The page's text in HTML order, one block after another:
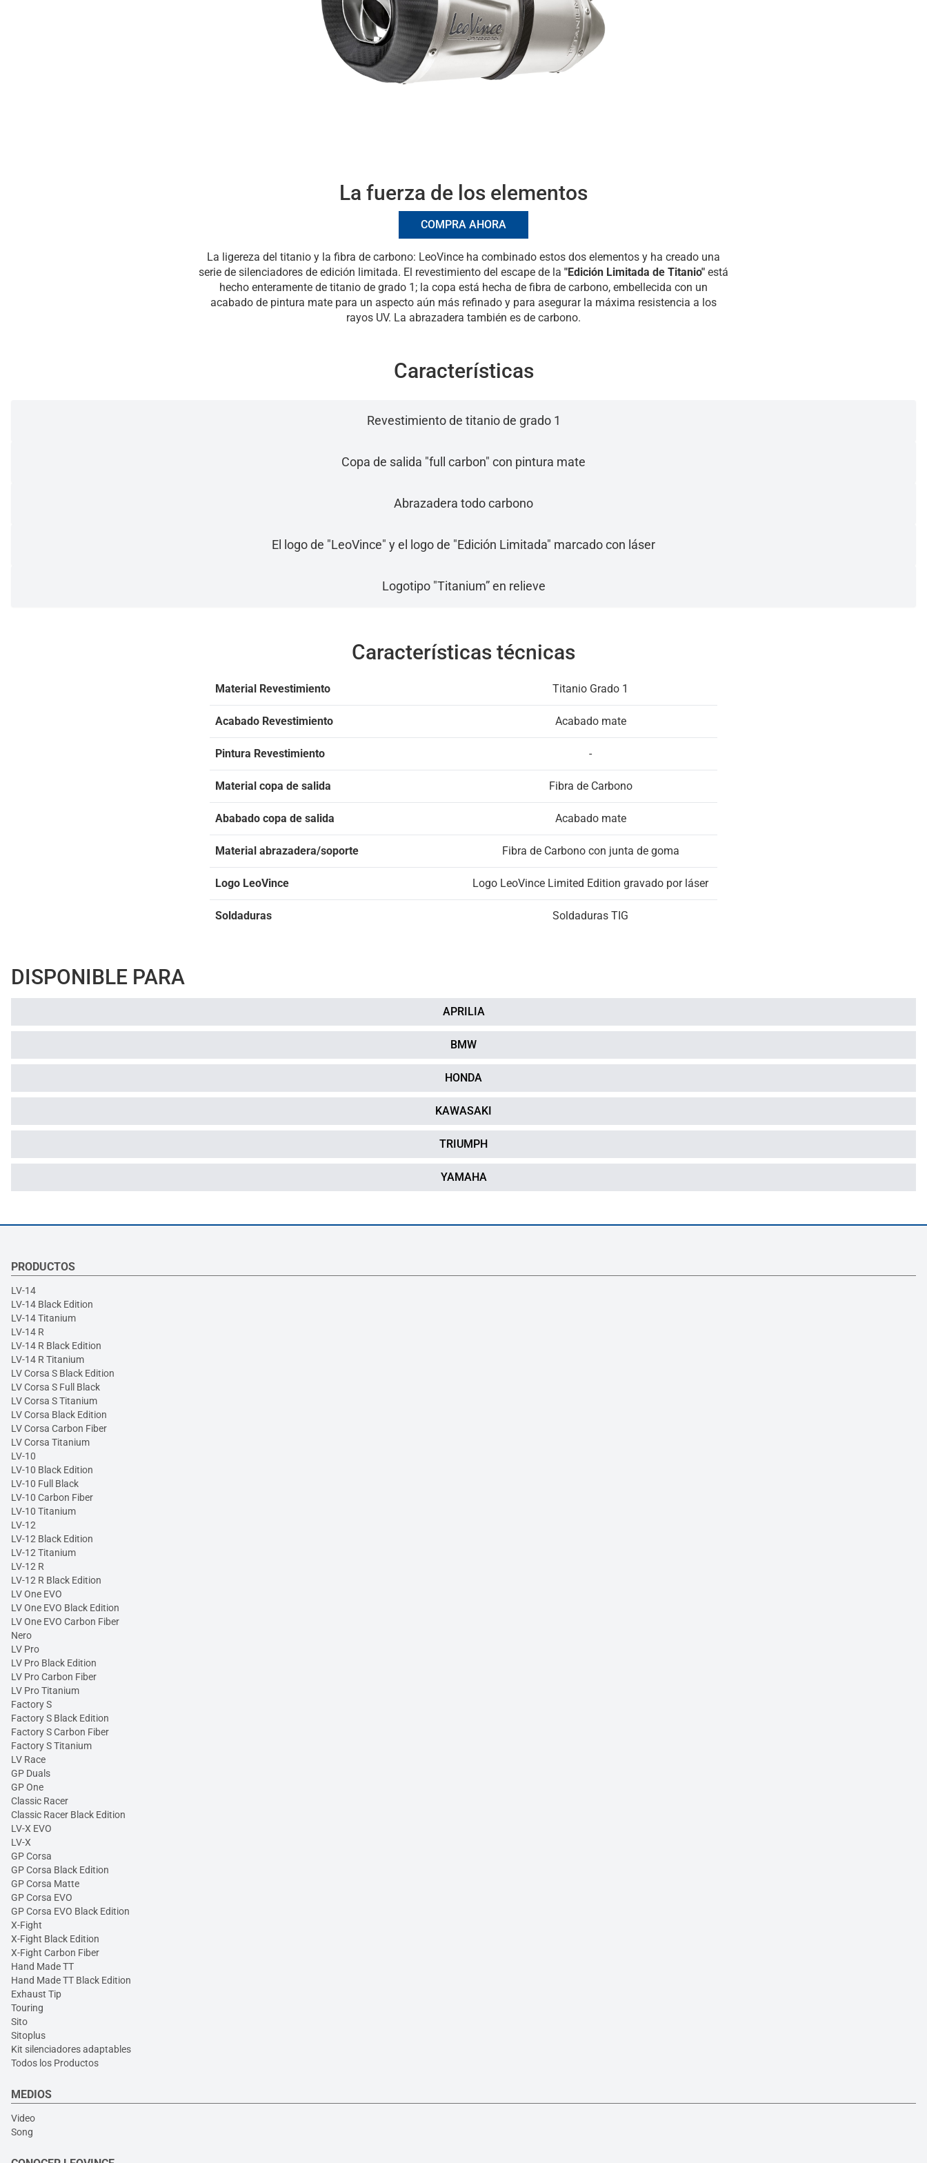
La fuerza de los elementos
COMPRA AHORA
La ligereza del titanio y la fibra de carbono: LeoVince ha combinado estos dos elementos y ha creado una
serie de silenciadores de edición limitada. El revestimiento del escape de la "Edición Limitada de Titanio" está
hecho enteramente de titanio de grado 1; la copa está hecha de fibra de carbono, embellecida con un
acabado de pintura mate para un aspecto aún más refinado y para asegurar la máxima resistencia a los
rayos UV. La abrazadera también es de carbono.
Características
Revestimiento de titanio de grado 1
Copa de salida "full carbon" con pintura mate
Abrazadera todo carbono
El logo de "LeoVince" y el logo de "Edición Limitada" marcado con láser
Logotipo "Titanium” en relieve
Características técnicas
Material Revestimiento Titanio Grado 1
Acabado Revestimiento Acabado mate
Pintura Revestimiento -
Material copa de salida Fibra de Carbono
Ababado copa de salida Acabado mate
Material abrazadera/soporte Fibra de Carbono con junta de goma
Logo LeoVince Logo LeoVince Limited Edition gravado por láser
Soldaduras Soldaduras TIG
DISPONIBLE PARA
APRILIA
BMW
HONDA
KAWASAKI
TRIUMPH
YAMAHA
PRODUCTOS
LV-14
LV-14 Black Edition
LV-14 Titanium
LV-14 R
LV-14 R Black Edition
LV-14 R Titanium
LV Corsa S Black Edition
LV Corsa S Full Black
LV Corsa S Titanium
LV Corsa Black Edition
LV Corsa Carbon Fiber
LV Corsa Titanium
LV-10
LV-10 Black Edition
LV-10 Full Black
LV-10 Carbon Fiber
LV-10 Titanium
LV-12
LV-12 Black Edition
LV-12 Titanium
LV-12 R
LV-12 R Black Edition
LV One EVO
LV One EVO Black Edition
LV One EVO Carbon Fiber
Nero
LV Pro
LV Pro Black Edition
LV Pro Carbon Fiber
LV Pro Titanium
Factory S
Factory S Black Edition
Factory S Carbon Fiber
Factory S Titanium
LV Race
GP Duals
GP One
Classic Racer
Classic Racer Black Edition
LV-X EVO
LV-X
GP Corsa
GP Corsa Black Edition
GP Corsa Matte
GP Corsa EVO
GP Corsa EVO Black Edition
X-Fight
X-Fight Black Edition
X-Fight Carbon Fiber
Hand Made TT
Hand Made TT Black Edition
Exhaust Tip
Touring
Sito
Sitoplus
Kit silenciadores adaptables
Todos los Productos
MEDIOS
Video
Song